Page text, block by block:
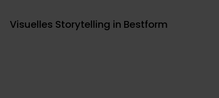
Visuelles Storytelling in Bestform